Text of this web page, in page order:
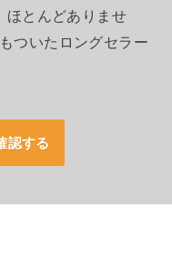
ほとんどありませ
ついたロングセラー
認する